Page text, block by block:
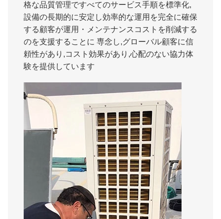
格な品質管理ですべてのサービス手順を標準化,
設備の長期的に安定し効率的な運用を完全に確保
する顧客が運用・メンテナンスコストを削減する
のを支援することに 専念し,グローバル顧客に信
頼性があり,コスト効果があり,心配のない協力体
験を提供しています